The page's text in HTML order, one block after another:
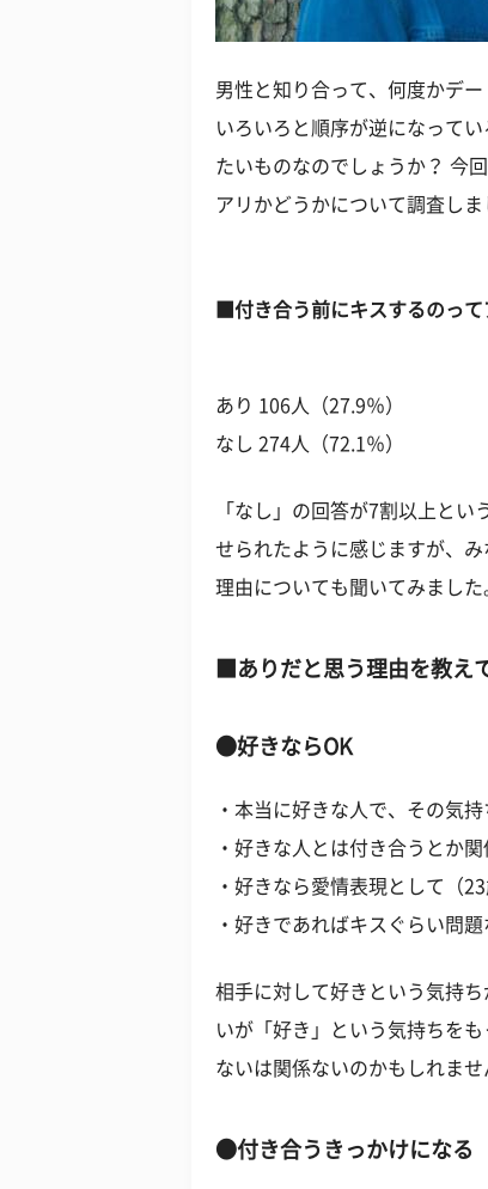
男性と知り合って、何度かデ
いろいろと順序が逆になって
たいものなのでしょうか？ 今
アリかどうかについて調査しま
■付き合う前にキスするのって
あり 106人（27.9％）
なし 274人（72.1％）
「なし」の回答が7割以上と
せられたように感じますが、
理由についても聞いてみました
■ありだと思う理由を教え
●好きならOK
・本当に好きな人で、その気
・好きな人とは付き合うとか
・好きなら愛情表現として（23
・好きであればキスぐらい問
相手に対して好きという気持
いが「好き」という気持ちを
ないは関係ないのかもしれませ
●付き合うきっかけになる